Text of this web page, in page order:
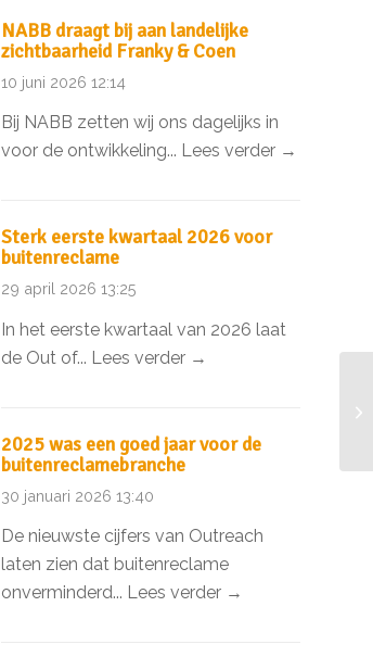
NABB draagt bij aan landelijke
zichtbaarheid Franky & Coen
10 juni 2026 12:14
Bij NABB zetten wij ons dagelijks in
voor de ontwikkeling... Lees verder →
Sterk eerste kwartaal 2026 voor
buitenreclame
29 april 2026 13:25
In het eerste kwartaal van 2026 laat
de Out of... Lees verder →
2025 was een goed jaar voor de
buitenreclamebranche
30 januari 2026 13:40
De nieuwste cijfers van Outreach
laten zien dat buitenreclame
onverminderd... Lees verder →